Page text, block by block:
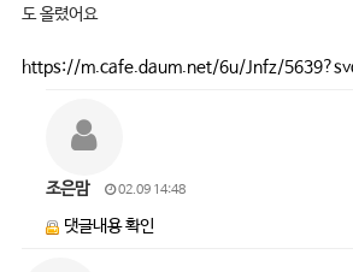
도 올렸어요
https://m.cafe.daum.net/6u/Jnfz/
조은맘 02.09 14:48
댓글내용 확인